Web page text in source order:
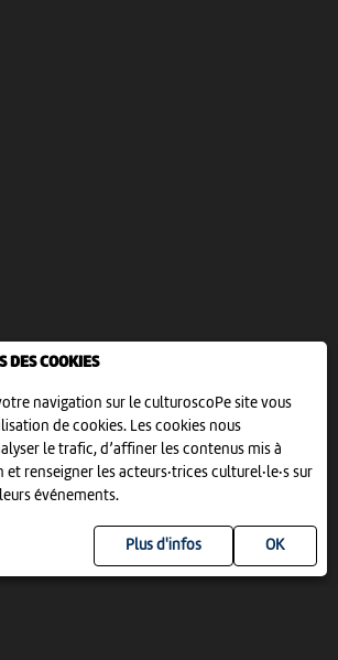
DES COOKIES
navigation sur le culturoscoPe site vous
de cookies. Les cookies nous
le trafic, d’affiner les contenus mis à
renseigner les acteurs·trices culturel·le·s sur
événements.
Plus d'infos